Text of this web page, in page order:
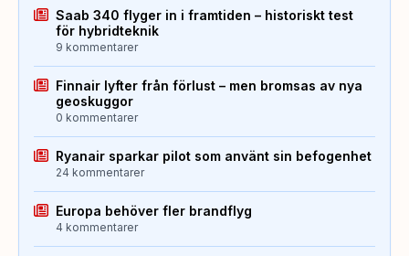
Saab 340 flyger in i framtiden – historiskt test
för hybridteknik
9 kommentarer
Finnair lyfter från förlust – men bromsas av nya
geoskuggor
0 kommentarer
Ryanair sparkar pilot som använt sin befogenhet
24 kommentarer
Europa behöver fler brandflyg
4 kommentarer